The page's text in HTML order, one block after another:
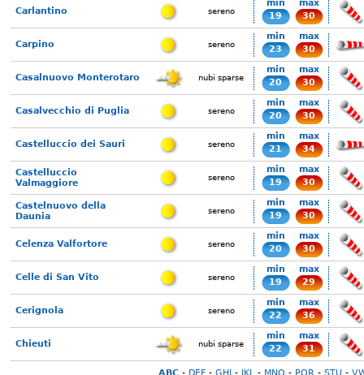
Carlantino sereno
min
19
max
30
Carpino sereno
min
23
max
30
Casalnuovo Monterotaro nubi sparse
min
20
max
30
Casalvecchio di Puglia sereno
min
20
max
30
Castelluccio dei Sauri sereno
min
21
max
34
Castelluccio
Valmaggiore
sereno
min
19
max
30
Castelnuovo della
Daunia
sereno
min
19
max
30
Celenza Valfortore sereno
min
20
max
30
Celle di San Vito sereno
min
19
max
29
Cerignola sereno
min
22
max
36
Chieuti nubi sparse
min
22
max
31